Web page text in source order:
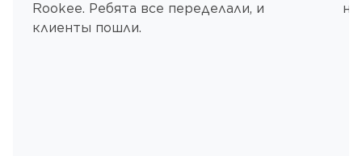
Rookee. Ребята все переделали, и
клиенты пошли.